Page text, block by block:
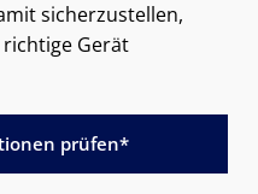
sicherzustellen,
Gerät
prüfen*